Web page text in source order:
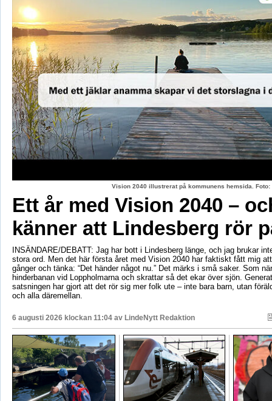
Vision 2040 illustrerat på kommunens hemsida.
Ett år med Vision 2040 –
känner att Lindesberg rör
INSÄNDARE/DEBATT: Jag har bott i Lindesberg länge, och jag brukar
stora ord. Men det här första året med Vision 2040 har faktiskt fått mig
gånger och tänka: “Det händer något nu.” Det märks i små saker. Som
hinderbanan vid Loppholmarna och skrattar så det ekar över sjön.
satsningen har gjort att det rör sig mer folk ute – inte bara barn, utan
och alla däremellan.
6 augusti 2026 klockan 11:04 av LindeNytt Redaktion